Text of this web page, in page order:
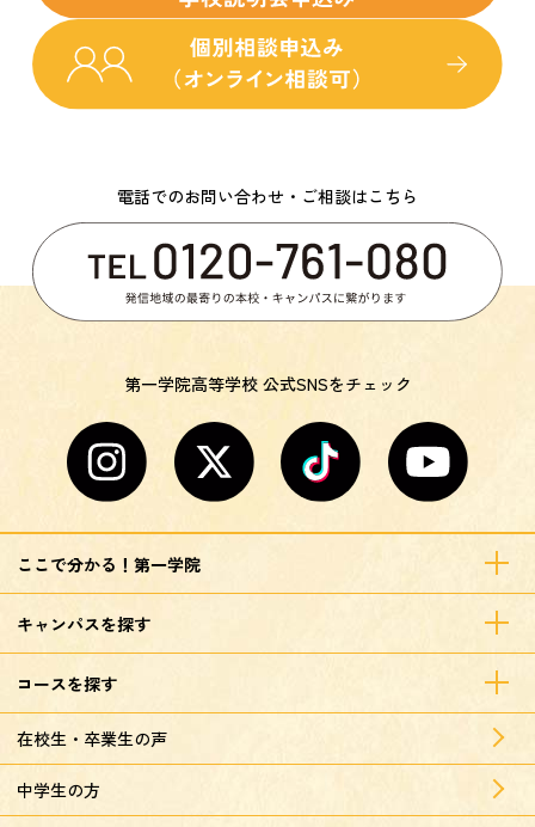
電話でのお問い合わせ・ご相談はこちら
第一学院高等学校 公式SNSをチェック
ここで分かる！第一学院
キャンパスを探す
コースを探す
在校生・卒業生の声
中学生の方